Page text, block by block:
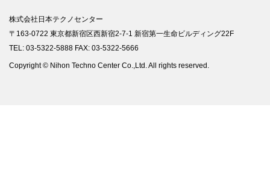
株式会社日本テクノセンター
〒163-0722 東京都新宿区西新宿2-7-1 新宿第一生命ビルディング22F
TEL: 03-5322-5888 FAX: 03-5322-5666
Copyright © Nihon Techno Center Co.,Ltd. All rights reserved.